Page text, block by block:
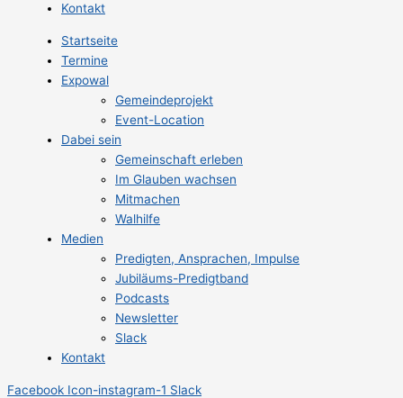
Kontakt
Startseite
Termine
Expowal
Gemeindeprojekt
Event-Location
Dabei sein
Gemeinschaft erleben
Im Glauben wachsen
Mitmachen
Walhilfe
Medien
Predigten, Ansprachen, Impulse
Jubiläums-Predigtband
Podcasts
Newsletter
Slack
Kontakt
Facebook Icon-instagram-1 Slack